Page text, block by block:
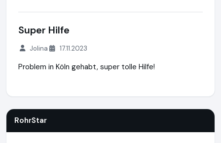
Super Hilfe
Jolina 17.11.2023
Problem in Köln gehabt, super tolle Hilfe!
RohrStar